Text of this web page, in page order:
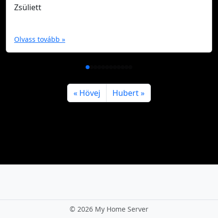
Zsüliett
Olvass tovább »
Hövej Hubert
© 2026 My Home Server